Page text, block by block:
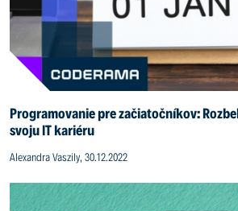
Programovanie pre začiatočníkov:
svoju IT kariéru
Alexandra Vaszily, 30.12.2022